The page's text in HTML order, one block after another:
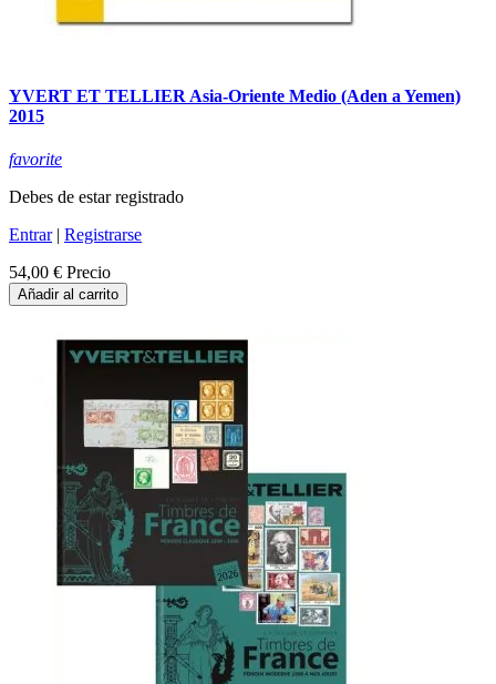
YVERT ET TELLIER Asia-Oriente Medio (Aden a Yemen)
2015
favorite
Debes de estar registrado
Entrar| Registrarse
54,00 € Precio
Añadir al carrito